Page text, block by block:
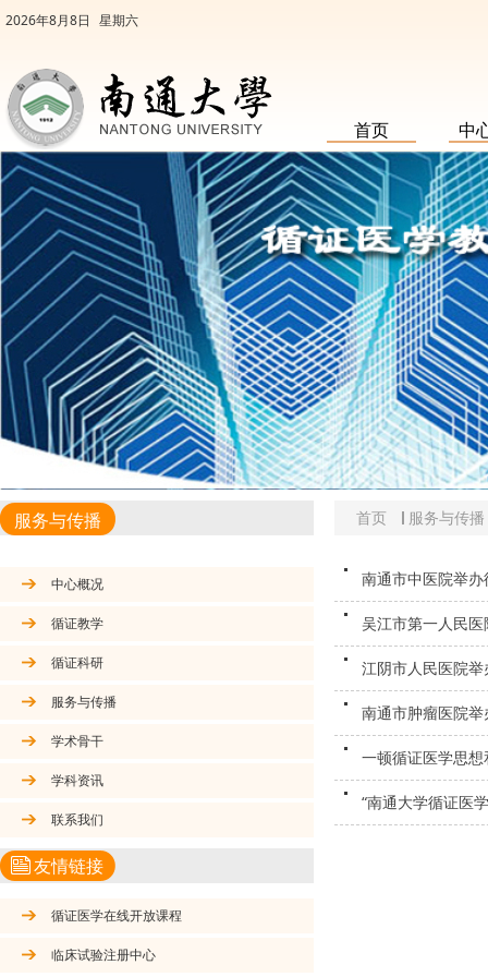
2026年8月8日 星期六
首页 中
服务与传播
中心概况
循证教学
循证科研
服务与传播
学术骨干
学科资讯
联系我们
友情链接
循证医学在线开放课程
临床试验注册中心
首页 服务与传播
南通市中医院举
吴江市第一人民
江阴市人民医院
南通市肿瘤医院
一顿循证医学思
“南通大学循证医